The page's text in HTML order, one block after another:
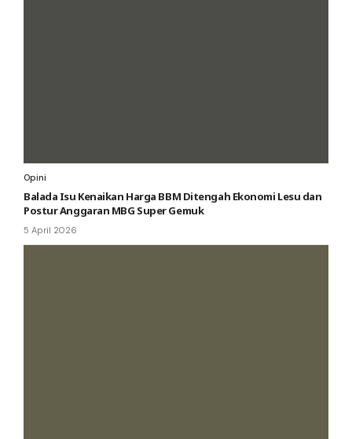
Opini
Balada Isu Kenaikan Harga BBM Ditengah Ekonomi Lesu dan
Postur Anggaran MBG Super Gemuk
5 April 2026